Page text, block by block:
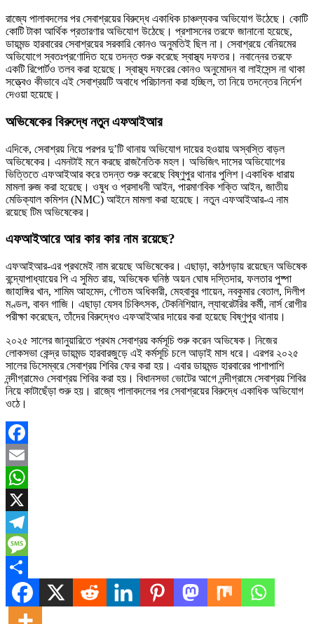
রাজ্যে পালাবদলের পর সেবাশ্রয়ের বিরুদ্ধে একাধিক চাঞ্চল্যকর অভিযোগ উঠেছে। কোটি
কোটি টাকা আর্থিক প্রতারণার অভিযোগ উঠেছে। প্রশাসনের তরফে জানানো হয়েছে,
ডায়মন্ড হারবারের সেবাশ্রয়ের সরকারি কোনও অনুমতিই ছিল না। সেবাশ্রয়ে বেনিয়মের
অভিযোগে স্বতঃপ্রণোদিত হয়ে তদন্ত শুরু করেছে স্বাস্থ্য দফতর। নবান্নের তরফে
একটি রিপোর্টও তলব করা হয়েছে। স্বাস্থ্য দফরের কোনও অনুমোদন বা লাইসেন্স না থাকা
সত্ত্বেও কীভাবে এই সেবাশ্রয়টি অবাধে পরিচালনা করা হচ্ছিল, তা নিয়ে তদন্তের নির্দেশ
দেওয়া হয়েছে।
অভিষেকের বিরুদ্ধে নতুন এফআইআর
এদিকে, সেবাশ্রয় নিয়ে পরপর দু’টি থানায় অভিযোগ দায়ের হওয়ায় অস্বস্তি বাড়ল
অভিষেকের। এমনটাই মনে করছে রাজনৈতিক মহল। অভিজিৎ দাসের অভিযোগের
ভিত্তিতে এফআইআর করে তদন্ত শুরু করেছে বিষ্ণুপুর থানার পুলিশ।একাধিক ধারায়
মামলা রুজ করা হয়েছে। ওষুধ ও প্রসাধনী আইন, পারমাণবিক শক্তি আইন, জাতীয়
মেডিক্যাল কমিশন (NMC) আইনে মামলা করা হয়েছে। নতুন এফআইআর-এ নাম
রয়েছে টিম অভিষেকের।
এফআইআরে আর কার কার নাম রয়েছে?
এফআইআর-এর প্রথমেই নাম রয়েছে অভিষেকের। এছাড়া, কাঠগড়ায় রয়েছেন অভিষেক
বন্দ্যোপাধ্যায়ের পি এ সুমিত রায়, অভিষেক ঘনিষ্ঠ অয়ন ঘোষ দস্তিদার, ফলতার পুষ্পা
জাহাঙ্গির খান, শামিম আহমেদ, গৌতম অধিকারী, মেহবাবুর গায়েন, নবকুমার বেতাল, দিলীপ
মণ্ডল, বাবন গাজি। এছাড়া যেসব চিকিৎসক, টেকনিশিয়ান, ল্যাবরেটরির কর্মী, নার্স রোগীর
পরীক্ষা করেছেন, তাঁদের বিরুদ্ধেও এফআইআর দায়ের করা হয়েছে বিষ্ণুপুর থানায়।
২০২৫ সালের জানুয়ারিতে প্রথম সেবাশ্রয় কর্মসূচি শুরু করেন অভিষেক। নিজের
লোকসভা কেন্দ্র ডায়মন্ড হারবারজুড়ে এই কর্মসূচি চলে আড়াই মাস ধরে। এরপর ২০২৫
সালের ডিসেম্বরে সেবাশ্রয় শিবির ফের করা হয়। এবার ডায়মন্ড হারবারের পাশাপাশি
নন্দীগ্রামেও সেবাশ্রয় শিবির করা হয়। বিধানসভা ভোটের আগে নন্দীগ্রামে সেবাশ্রয় শিবির
নিয়ে কাটাছেঁড়া শুরু হয়। রাজ্যে পালাবদলের পর সেবাশ্রয়ের বিরুদ্ধে একাধিক অভিযোগ
ওঠে।
Facebook
Email
WhatsApp
X
Telegram
Message
Share